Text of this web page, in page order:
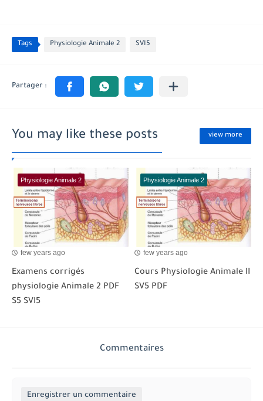
Tags Physiologie Animale 2 SVI5
You may like these posts view more
Physiologie Animale 2
few years ago
Examens corrigés
physiologie Animale 2 PDF
S5 SVI5
Physiologie Animale 2
few years ago
Cours Physiologie Animale II
SV5 PDF
Commentaires
Enregistrer un commentaire